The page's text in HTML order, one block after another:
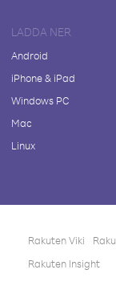
LADDA NER
Android
iPhone & iPad
Windows PC
Mac
Linux
Rakuten Viki
Rakuten Insight